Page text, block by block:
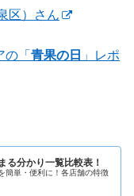
区）さん
「 青果の日 」レポ
る分かり一覧比較表！
簡単・便利に！各店舗の特徴